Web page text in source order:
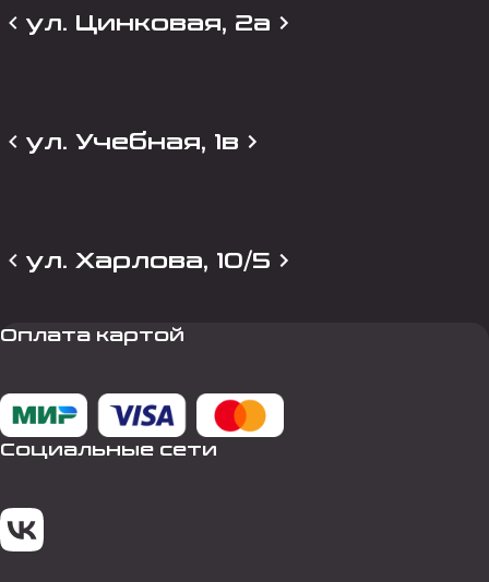
ул. Цинковая, 2а
ул. Учебная, 1в
ул. Харлова, 10/5
Оплата картой
Социальные сети